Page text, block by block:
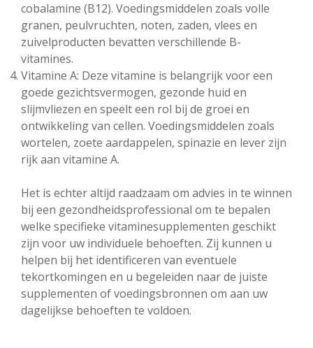
cobalamine (B12). Voedingsmiddelen zoals volle
granen, peulvruchten, noten, zaden, vlees en
zuivelproducten bevatten verschillende B-
vitamines.
Vitamine A: Deze vitamine is belangrijk voor een
goede gezichtsvermogen, gezonde huid en
slijmvliezen en speelt een rol bij de groei en
ontwikkeling van cellen. Voedingsmiddelen zoals
wortelen, zoete aardappelen, spinazie en lever zijn
rijk aan vitamine A.
Het is echter altijd raadzaam om advies in te winnen
bij een gezondheidsprofessional om te bepalen
welke specifieke vitaminesupplementen geschikt
zijn voor uw individuele behoeften. Zij kunnen u
helpen bij het identificeren van eventuele
tekortkomingen en u begeleiden naar de juiste
supplementen of voedingsbronnen om aan uw
dagelijkse behoeften te voldoen.